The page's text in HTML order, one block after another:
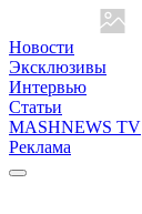
Новости
Эксклюзивы
Интервью
Статьи
MASHNEWS TV
Реклама